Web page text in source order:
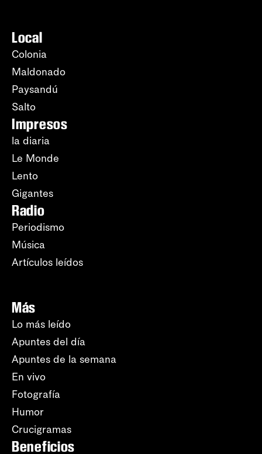
Local
Colonia
Maldonado
Paysandú
Salto
Impresos
la diaria
Le Monde
Lento
Gigantes
Radio
Periodismo
Música
Artículos leídos
Más
Lo más leído
Apuntes del día
Apuntes de la semana
En vivo
Fotografía
Humor
Crucigramas
Beneficios